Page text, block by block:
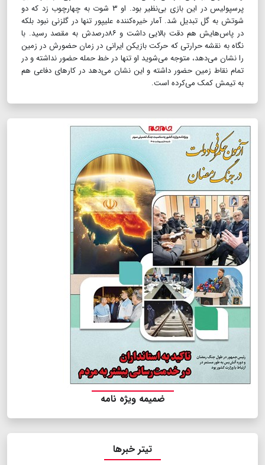
پرسپولیس در این بازی بی‌نظیر بود. او ۳ شوت به چهارچوب زد که دو
شوتش به گل تبدیل شد. آمار خیره‌کننده علیپور تنها در گلزنی نبود بلکه
در پاس‌هایش هم دقت بالایی داشت و ۸۶‌درصدش به مقصد رسید. با
نگاه به نقشه حرارتی که حرکت بازیکن ایرانی در زمان حضورش در زمین
را نشان می‌دهد، متوجه می‌شوید او تنها در خط حمله حضور نداشته و در
تمام نقاط زمین حضور داشته و این نشان می‌دهد در کارهای دفاعی هم
به تیمش کمک می‌کرده است.
ضمیمه ویژه نامه
تیتر خبرها